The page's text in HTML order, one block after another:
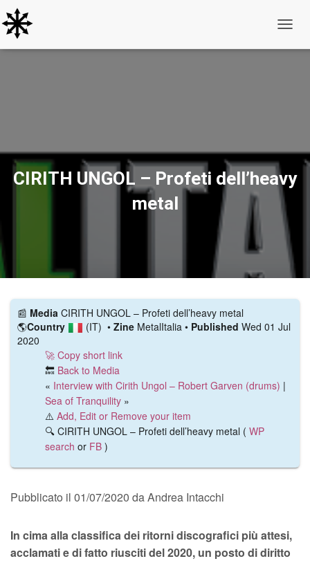
CIRITH UNGOL – Profeti dell’heavy
metal
📰️ Media CIRITH UNGOL – Profeti dell’heavy metal
🌎Country (IT) • Zine MetalItalia • Published Wed 01 Jul
2020
🚀 Copy short link
🔙 Back to Media
« Interview with Cirith Ungol – Robert Garven (drums) |
Sea of Tranquility »
⚠️ Add, Edit or Remove your item
🔍 CIRITH UNGOL – Profeti dell’heavy metal ( WP
search or FB )
Pubblicato il 01/07/2020 da Andrea Intacchi
In cima alla classifica dei ritorni discografici più attesi,
acclamati e di fatto riusciti del 2020, un posto di diritto